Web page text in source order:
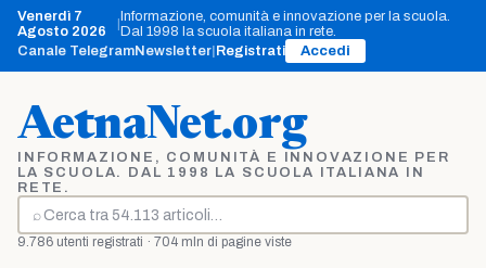
Vai
contenuto
Venerdì 7
Agosto 2026
Informazione, comunità e innovazione per la scuola.
Dal 1998 la scuola italiana in rete.
Canale TelegramNewsletter Registrati Accedi
AetnaNet.org
INFORMAZIONE, COMUNITÀ E INNOVAZIONE PER
LA SCUOLA. DAL 1998 LA SCUOLA ITALIANA IN
RETE.
⌕
Cerca
9.786 utenti registrati · 704 mln di pagine viste